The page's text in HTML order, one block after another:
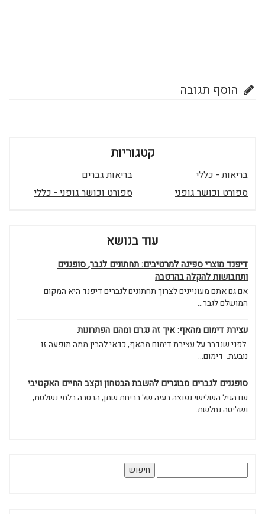
הוסף תגובה
קטגוריות
בריאות - כללי
בריאות גברים
ספורט וכושר גופני
ספורט וכושר גופני - כללי
עוד בנושא
דיפנד מוצרי ספיגה למרטיבים: תחתונים לגבר, סופגנים
ותחבושות להקלה בהרטבה
אם גם אתם מעוניינים לצרוך תחתונים לגברים דיפנד היא המקום
המושלם לגבר...
עצירת דימום מהאף: איך זה נגרם ומהם הפתרונות
לפני שנדבר על עצירת דימום מהאף, כדאי להבין ממה תופעה זו
נובעת. דימום...
סופגנים לגברים מבוגרים להשבת הבטחון וקצב החיים האקטיבי
עם הגיל השלישי נפוצה בעיה של בריחת שתן, הרטבה בלתי נשלטת,
ושליטה נחלשת...